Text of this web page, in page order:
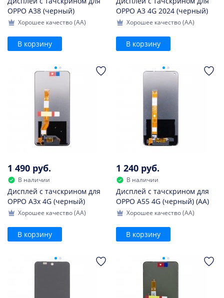
OPPO A38 (черный)
Хорошее качество (AA)
В корзину
OPPO A3 4G 2024 (черный)
Хорошее качество (AA)
В корзину
1 490 руб.
В наличии
Дисплей с тачскрином для
OPPO A3x 4G (черный)
Хорошее качество (AA)
В корзину
1 240 руб.
В наличии
Дисплей с тачскрином для
OPPO A55 4G (черный) (AA)
Хорошее качество (AA)
В корзину